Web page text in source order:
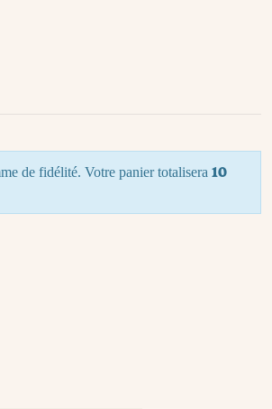
de fidélité. Votre panier totalisera 10